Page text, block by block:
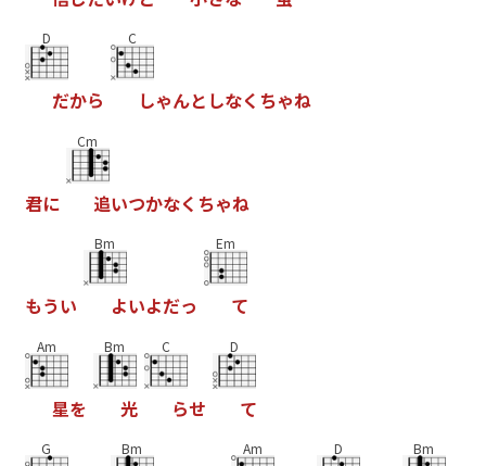
D
だから
C
しゃんと しなく ちゃね
君に
Cm
追いつかなく ちゃね
もうい
Bm
よいよだっ
Em
て
Am
星を
Bm
光
C
らせ
D
て
G Bm Am D Bm